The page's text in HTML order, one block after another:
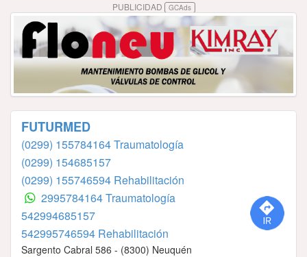
PUBLICIDAD GCAds
FUTURMED
(0299) 155784164 Traumatología
(0299) 154685157
(0299) 155746594 Rehabilitación
2995784164 Traumatología
542994685157
542995746594 Rehabilitación
Sargento Cabral 586 - (8300) Neuquén